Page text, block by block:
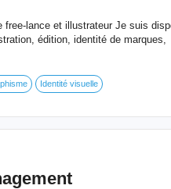
free-lance et illustrateur Je suis
édition, identité de marques,
Identité visuelle